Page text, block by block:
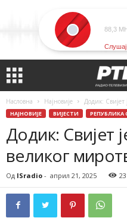
88,3
Насловна Најновије Додик: Свијет
НАЈНОВИЈЕ ВИЈЕСТИ РЕПУБЛИКА
Додик: Свијет
великог
Од ISradio - април 21, 2025